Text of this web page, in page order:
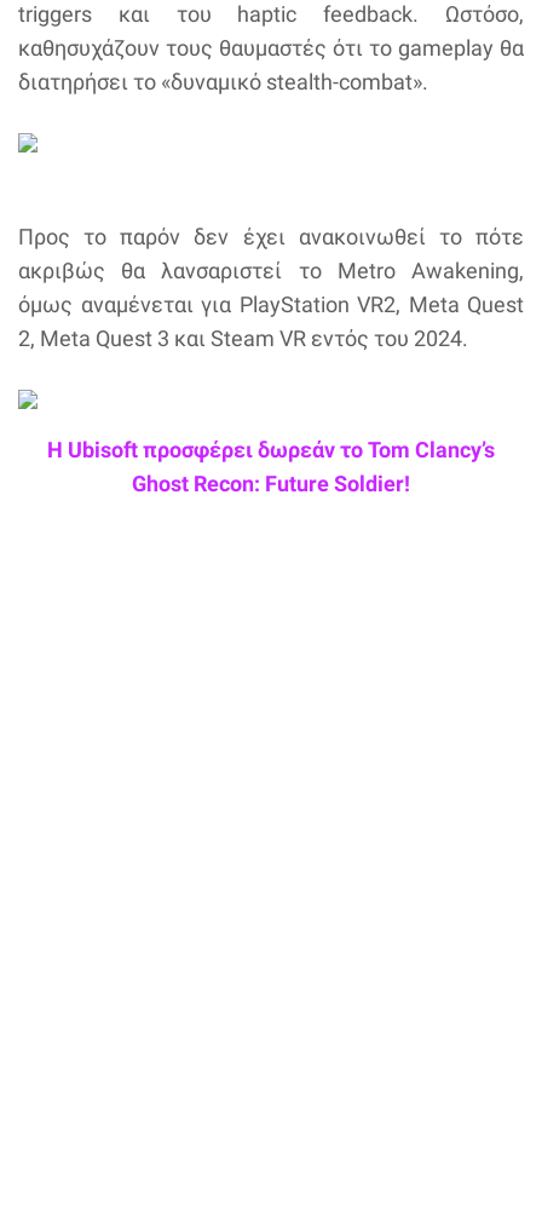
triggers και του haptic feedback. Ωστόσο,
καθησυχάζουν τους θαυμαστές ότι το gameplay θα
διατηρήσει το «δυναμικό stealth-combat».
Προς το παρόν δεν έχει ανακοινωθεί το πότε
ακριβώς θα λανσαριστεί το Metro Awakening,
όμως αναμένεται για PlayStation VR2, Meta Quest
2, Meta Quest 3 και Steam VR εντός του 2024.
Η Ubisoft προσφέρει δωρεάν το Tom Clancy’s
Ghost Recon: Future Soldier!